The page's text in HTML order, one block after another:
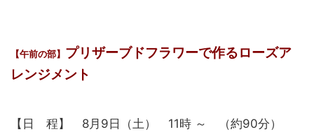
【午前の部】 プリザーブドフラワーで作るローズア
レンジメント
【日 程】 8月9日（土） 11時 ～ （約90分）